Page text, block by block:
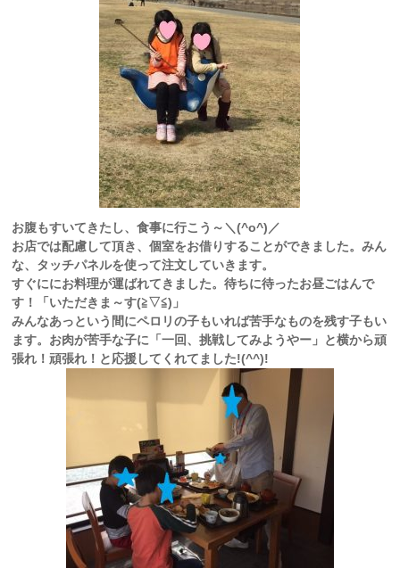
お腹もすいてきたし、食事に行こう～＼(^o^)／
お店では配慮して頂き、個室をお借りすることができました。みん
な、タッチパネルを使って注文していきます。
すぐににお料理が運ばれてきました。待ちに待ったお昼ごはんで
す！「いただきま～す(≧▽≦)」
みんなあっという間にペロリの子もいれば苦手なものを残す子もい
ます。お肉が苦手な子に「一回、挑戦してみようやー」と横から頑
張れ！頑張れ！と応援してくれてました!(^^)!